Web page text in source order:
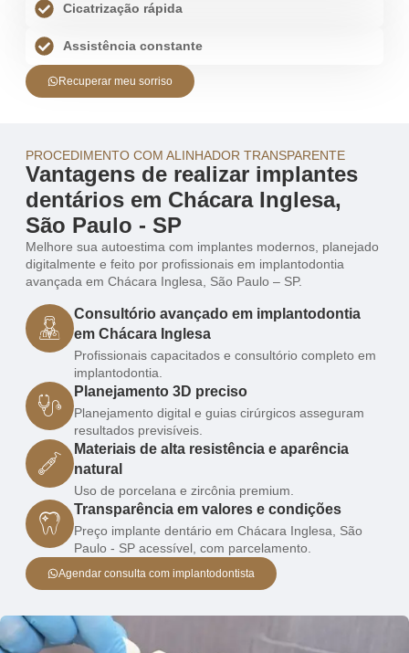
Cicatrização rápida
Assistência constante
Recuperar meu sorriso
PROCEDIMENTO COM ALINHADOR TRANSPARENTE
Vantagens de realizar implantes
dentários em Chácara Inglesa,
São Paulo - SP
Melhore sua autoestima com implantes modernos, planejado
digitalmente e feito por profissionais em implantodontia
avançada em Chácara Inglesa, São Paulo – SP.
Consultório avançado em implantodontia
em Chácara Inglesa
Profissionais capacitados e consultório completo em
implantodontia.
Planejamento 3D preciso
Planejamento digital e guias cirúrgicos asseguram
resultados previsíveis.
Materiais de alta resistência e aparência
natural
Uso de porcelana e zircônia premium.
Transparência em valores e condições
Preço implante dentário em Chácara Inglesa, São
Paulo - SP acessível, com parcelamento.
Agendar consulta com implantodontista